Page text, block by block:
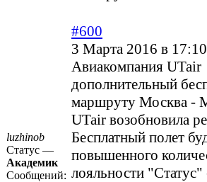
luzhinob
Статус —
Академик
Сообщений:
#600
3 Марта 2016 в 17:10
Авиакомпания UTair
дополнительный
маршруту Москва -
UTair возобновила
Бесплатный полет
повышенного
лояльности "Статус"